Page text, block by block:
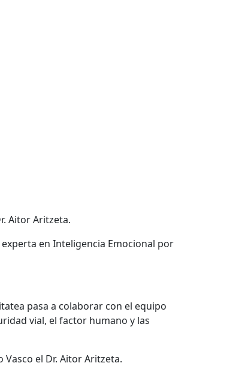
Aitor Aritzeta.
en Inteligencia Emocional por
pasa a colaborar con el equipo
vial, el factor humano y las
el Dr. Aitor Aritzeta.